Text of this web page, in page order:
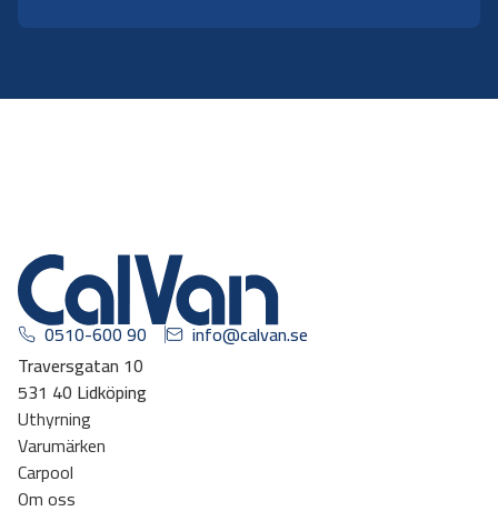
0510-600 90
info@calvan.se
Traversgatan 10
531 40 Lidköping
Uthyrning
Varumärken
Carpool
Om oss